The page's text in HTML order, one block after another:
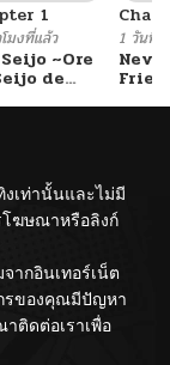
1
มงที่แล้ว
~Ore
de
wa~
1 วันที่แ
งเท่านั้นและไม่มี
โฆษณาหรือลิงก์
ากอินเทอร์เน็ต
รของคุณมีปัญหา
ติดต่อเราเพื่อ